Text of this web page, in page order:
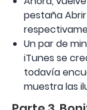
pestaña
Un par de
iTunes se
todavía
muestra las